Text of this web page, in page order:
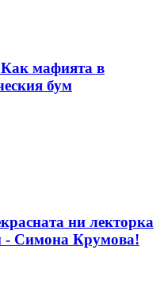
Как мафията в
бум
ни лекторка
- Симона Крумова!